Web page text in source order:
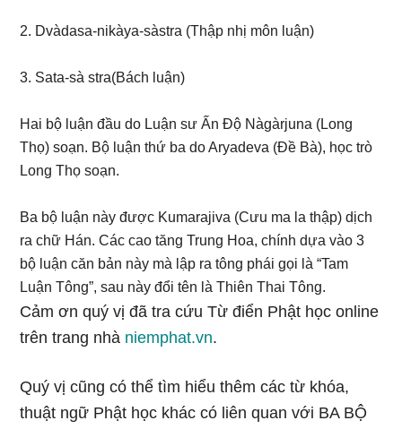
2. Dvàdasa-nikàya-sàstra (Thập nhị môn luận)
3. Sata-sà stra(Bách luận)
Hai bộ luận đầu do Luận sư Ấn Độ Nàgàrjuna (Long
Thọ) soạn. Bộ luận thứ ba do Aryadeva (Đề Bà), học trò
Long Thọ soạn.
Ba bộ luận này được Kumarajiva (Cưu ma la thập) dịch
ra chữ Hán. Các cao tăng Trung Hoa, chính dựa vào 3
bộ luận căn bản này mà lập ra tông phái gọi là “Tam
Luận Tông”, sau này đổi tên là Thiên Thai Tông.
Cảm ơn quý vị đã tra cứu Từ điển Phật học online
trên trang nhà niemphat.vn.
Quý vị cũng có thể tìm hiểu thêm các từ khóa,
thuật ngữ Phật học khác có liên quan với BA BỘ